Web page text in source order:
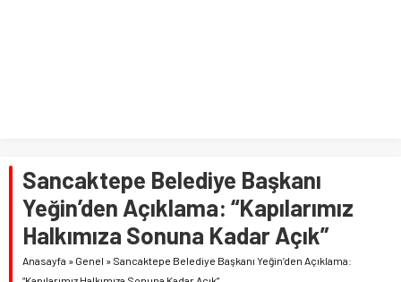
Sancaktepe Belediye Başkanı
Yeğin’den Açıklama: “Kapılarımız
Halkımıza Sonuna Kadar Açık”
Anasayfa » Genel » Sancaktepe Belediye Başkanı Yeğin’den Açıklama: